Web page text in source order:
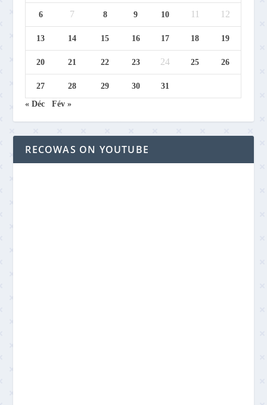
6 7 8 9 10 11 12
13 14 15 16 17 18 19
20 21 22 23 24 25 26
27 28 29 30
31
« Déc
Fév »
RECOWAS ON YOUTUBE